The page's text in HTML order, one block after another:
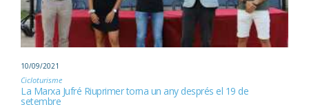
10/09/2021
Cicloturisme
La Marxa Jufré Riuprimer torna un any després el 19 de
setembre